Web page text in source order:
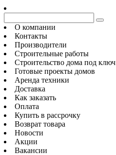
О компании
Контакты
Производители
Строительные работы
Строительство дома под ключ
Готовые проекты домов
Аренда техники
Доставка
Как заказать
Оплата
Купить в рассрочку
Возврат товара
Новости
Акции
Вакансии